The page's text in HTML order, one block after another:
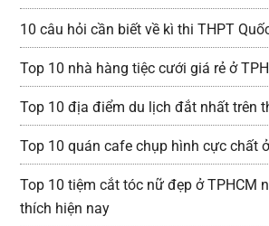
10 câu hỏi cần biết về kì thi THPT
Top 10 nhà hàng tiệc cưới giá rẻ ở
Top 10 địa điểm du lịch đắt nhất trên
Top 10 quán cafe chụp hình cực chất
Top 10 tiệm cắt tóc nữ đẹp ở TPHCM
thích hiện nay